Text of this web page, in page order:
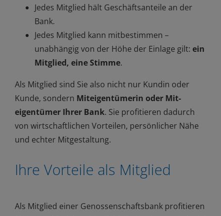
Jedes Mitglied hält Geschäftsanteile an der
Bank.
Jedes Mitglied kann mitbestimmen –
unabhängig von der Höhe der Einlage gilt: ein
Mitglied, eine Stimme.
Als Mitglied sind Sie also nicht nur Kundin oder
Kunde, sondern Mit­eigentümerin oder Mit­
eigentümer Ihrer Bank. Sie profitieren dadurch
von wirtschaftlichen Vorteilen, persönlicher Nähe
und echter Mitgestaltung.
Ihre Vorteile als Mitglied
Als Mitglied einer Genossenschaftsbank profitieren